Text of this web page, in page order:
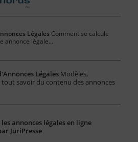
Légales Comment se calcule
annonce légale...
Légales Modèles,
tout savoir du contenu des annonces
annonces légales en ligne
JuriPresse